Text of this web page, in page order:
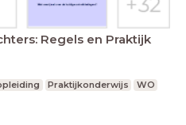
Regels en Praktijk
Praktijkonderwijs
WO